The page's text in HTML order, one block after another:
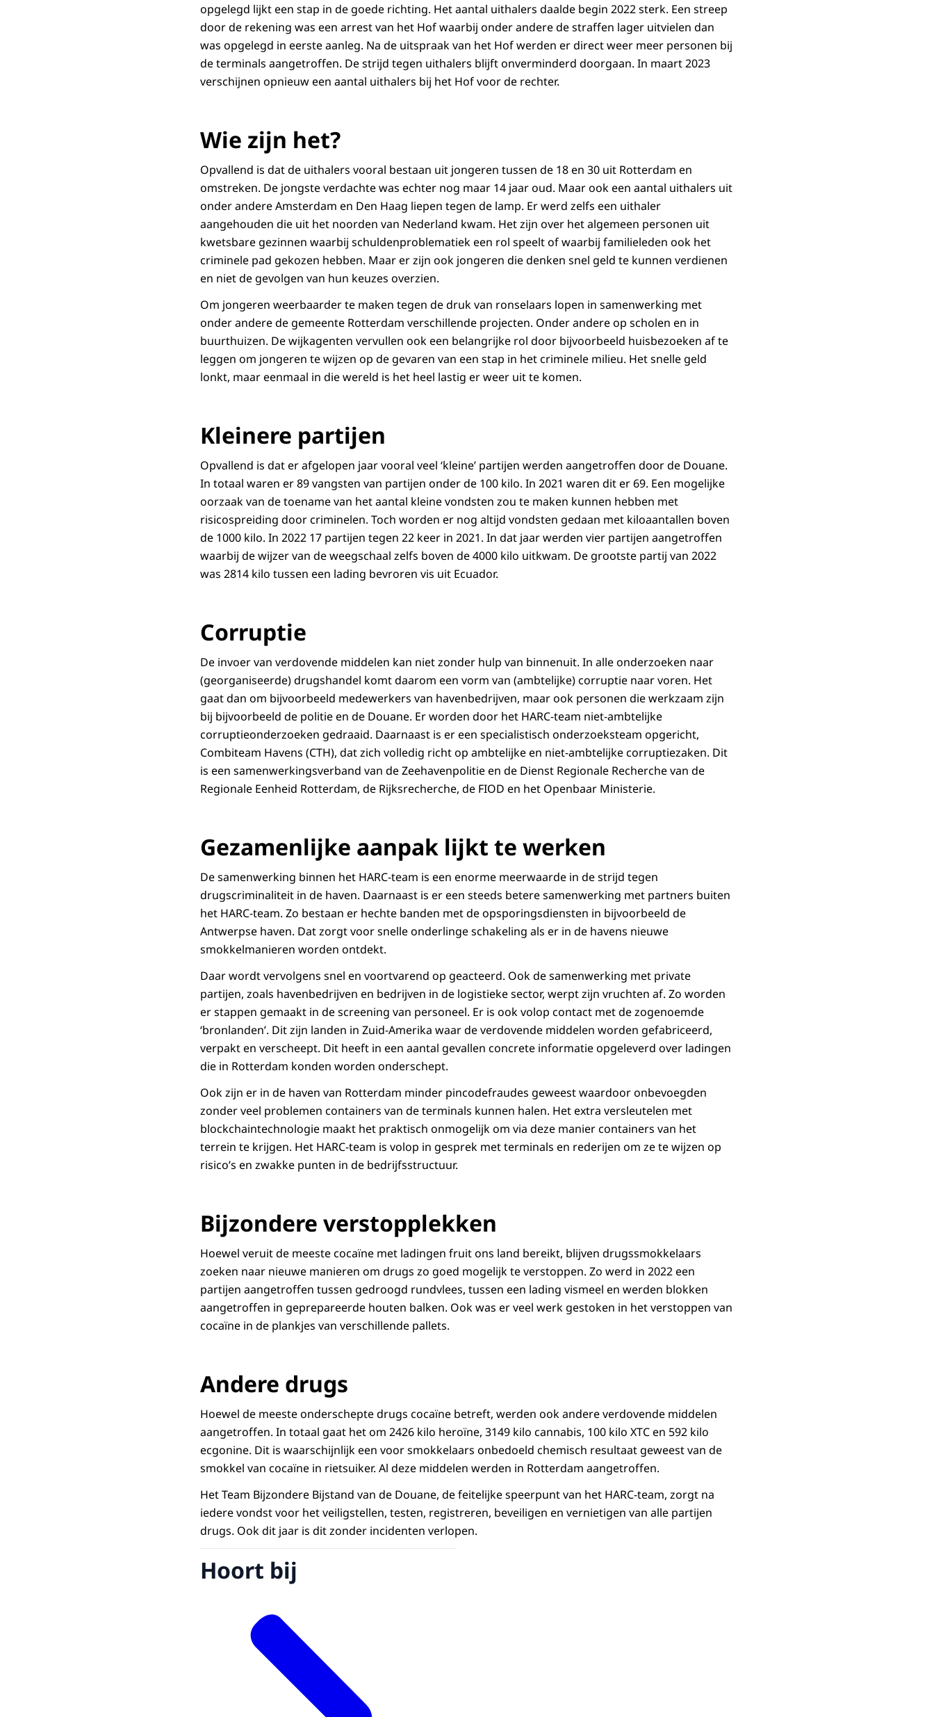
opgelegd lijkt een stap in de goede richting. Het aantal uithalers daalde begin 2022 sterk. Een streep
door de rekening was een arrest van het Hof waarbij onder andere de straffen lager uitvielen dan
was opgelegd in eerste aanleg. Na de uitspraak van het Hof werden er direct weer meer personen bij
de terminals aangetroffen. De strijd tegen uithalers blijft onverminderd doorgaan. In maart 2023
verschijnen opnieuw een aantal uithalers bij het Hof voor de rechter.
Wie zijn het?
Opvallend is dat de uithalers vooral bestaan uit jongeren tussen de 18 en 30 uit Rotterdam en
omstreken. De jongste verdachte was echter nog maar 14 jaar oud. Maar ook een aantal uithalers uit
onder andere Amsterdam en Den Haag liepen tegen de lamp. Er werd zelfs een uithaler
aangehouden die uit het noorden van Nederland kwam. Het zijn over het algemeen personen uit
kwetsbare gezinnen waarbij schuldenproblematiek een rol speelt of waarbij familieleden ook het
criminele pad gekozen hebben. Maar er zijn ook jongeren die denken snel geld te kunnen verdienen
en niet de gevolgen van hun keuzes overzien.
Om jongeren weerbaarder te maken tegen de druk van ronselaars lopen in samenwerking met
onder andere de gemeente Rotterdam verschillende projecten. Onder andere op scholen en in
buurthuizen. De wijkagenten vervullen ook een belangrijke rol door bijvoorbeeld huisbezoeken af te
leggen om jongeren te wijzen op de gevaren van een stap in het criminele milieu. Het snelle geld
lonkt, maar eenmaal in die wereld is het heel lastig er weer uit te komen.
Kleinere partijen
Opvallend is dat er afgelopen jaar vooral veel ‘kleine’ partijen werden aangetroffen door de Douane.
In totaal waren er 89 vangsten van partijen onder de 100 kilo. In 2021 waren dit er 69. Een mogelijke
oorzaak van de toename van het aantal kleine vondsten zou te maken kunnen hebben met
risicospreiding door criminelen. Toch worden er nog altijd vondsten gedaan met kiloaantallen boven
de 1000 kilo. In 2022 17 partijen tegen 22 keer in 2021. In dat jaar werden vier partijen aangetroffen
waarbij de wijzer van de weegschaal zelfs boven de 4000 kilo uitkwam. De grootste partij van 2022
was 2814 kilo tussen een lading bevroren vis uit Ecuador.
Corruptie
De invoer van verdovende middelen kan niet zonder hulp van binnenuit. In alle onderzoeken naar
(georganiseerde) drugshandel komt daarom een vorm van (ambtelijke) corruptie naar voren. Het
gaat dan om bijvoorbeeld medewerkers van havenbedrijven, maar ook personen die werkzaam zijn
bij bijvoorbeeld de politie en de Douane. Er worden door het HARC-team niet-ambtelijke
corruptieonderzoeken gedraaid. Daarnaast is er een specialistisch onderzoeksteam opgericht,
Combiteam Havens (CTH), dat zich volledig richt op ambtelijke en niet-ambtelijke corruptiezaken. Dit
is een samenwerkingsverband van de Zeehavenpolitie en de Dienst Regionale Recherche van de
Regionale Eenheid Rotterdam, de Rijksrecherche, de FIOD en het Openbaar Ministerie.
Gezamenlijke aanpak lijkt te werken
De samenwerking binnen het HARC-team is een enorme meerwaarde in de strijd tegen
drugscriminaliteit in de haven. Daarnaast is er een steeds betere samenwerking met partners buiten
het HARC-team. Zo bestaan er hechte banden met de opsporingsdiensten in bijvoorbeeld de
Antwerpse haven. Dat zorgt voor snelle onderlinge schakeling als er in de havens nieuwe
smokkelmanieren worden ontdekt.
Daar wordt vervolgens snel en voortvarend op geacteerd. Ook de samenwerking met private
partijen, zoals havenbedrijven en bedrijven in de logistieke sector, werpt zijn vruchten af. Zo worden
er stappen gemaakt in de screening van personeel. Er is ook volop contact met de zogenoemde
‘bronlanden’. Dit zijn landen in Zuid-Amerika waar de verdovende middelen worden gefabriceerd,
verpakt en verscheept. Dit heeft in een aantal gevallen concrete informatie opgeleverd over ladingen
die in Rotterdam konden worden onderschept.
Ook zijn er in de haven van Rotterdam minder pincodefraudes geweest waardoor onbevoegden
zonder veel problemen containers van de terminals kunnen halen. Het extra versleutelen met
blockchaintechnologie maakt het praktisch onmogelijk om via deze manier containers van het
terrein te krijgen. Het HARC-team is volop in gesprek met terminals en rederijen om ze te wijzen op
risico’s en zwakke punten in de bedrijfsstructuur.
Bijzondere verstopplekken
Hoewel veruit de meeste cocaïne met ladingen fruit ons land bereikt, blijven drugssmokkelaars
zoeken naar nieuwe manieren om drugs zo goed mogelijk te verstoppen. Zo werd in 2022 een
partijen aangetroffen tussen gedroogd rundvlees, tussen een lading vismeel en werden blokken
aangetroffen in geprepareerde houten balken. Ook was er veel werk gestoken in het verstoppen van
cocaïne in de plankjes van verschillende pallets.
Andere drugs
Hoewel de meeste onderschepte drugs cocaïne betreft, werden ook andere verdovende middelen
aangetroffen. In totaal gaat het om 2426 kilo heroïne, 3149 kilo cannabis, 100 kilo XTC en 592 kilo
ecgonine. Dit is waarschijnlijk een voor smokkelaars onbedoeld chemisch resultaat geweest van de
smokkel van cocaïne in rietsuiker. Al deze middelen werden in Rotterdam aangetroffen.
Het Team Bijzondere Bijstand van de Douane, de feitelijke speerpunt van het HARC-team, zorgt na
iedere vondst voor het veiligstellen, testen, registreren, beveiligen en vernietigen van alle partijen
drugs. Ook dit jaar is dit zonder incidenten verlopen.
Hoort bij